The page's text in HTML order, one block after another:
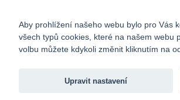
Fio banka
Aby prohlížení našeho webu bylo pro Vás
všech typů cookies, které na našem webu
volbu můžete kdykoli změnit kliknutím na
Upravit nastavení